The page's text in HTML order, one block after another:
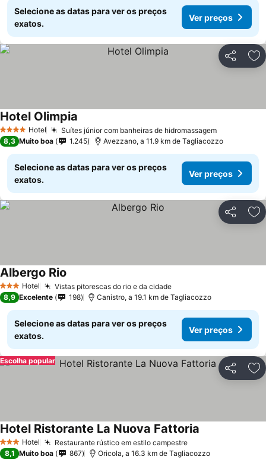
Selecione as datas para ver os preços
exatos.
Ver preços
Partilhar
4 EstrelasHotel Suítes júnior com banheiras de hidromassagemVer preços
Hotel Olimpia
8,3 Muito boa 1.245 Avezzano, a 11.9 km de Tagliacozzo
Selecione as datas para ver os preços
exatos.
Ver preços
Partilhar
3 EstrelasHotel Vistas pitorescas do rio e da cidadeVer preços
Albergo Rio
8,9 Excelente 198 Canistro, a 19.1 km de Tagliacozzo
Selecione as datas para ver os preços
exatos.
Ver preços
Partilhar
Escolha popular
3 EstrelasHotel Restaurante rústico em estilo campestreVer preços
Hotel Ristorante La Nuova Fattoria
8,1 Muito boa 867 Oricola, a 16.3 km de Tagliacozzo